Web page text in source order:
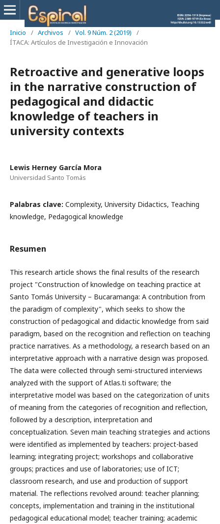
Inicio / Archivos / Vol. 9 Núm. 2 (2019)
/
ÍTACA: Artículos de Investigación e Innovación
Retroactive and generative loops
in the narrative construction of
pedagogical and didactic
knowledge of teachers in
university contexts
Lewis Herney García Mora
Universidad Santo Tomás
Palabras clave: Complexity, University Didactics, Teaching
knowledge, Pedagogical knowledge
Resumen
This research article shows the final results of the research
project "Construction of knowledge on teaching practice at
Santo Tomás University – Bucaramanga: A contribution from
the paradigm of complexity", which seeks to show the
construction of pedagogical and didactic knowledge from said
paradigm, based on the recognition and reflection on teaching
practice narratives. As a methodology, a research based on an
interpretative approach with a narrative design was proposed.
The data were collected through semi-structured interviews
analyzed with the support of Atlas.ti software; the
interpretative model was based on the categorization of units
of meaning from the categories of recognition and reflection,
followed by a description, interpretation and
conceptualization. Seven main teaching strategies and actions
were identified as implemented by teachers: project-based
learning; integrating project; workshops and collaborative
groups; practices and use of laboratories; use of ICT;
classroom research, and use and production of support
material. The reflections revolved around: teacher planning;
concepts, implementation and training in the institutional
pedagogical educational model; teacher training; academic